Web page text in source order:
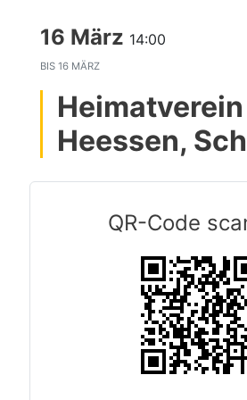
16 März 14:00
BIS 16 MÄRZ
Heimatverein
Heessen,
QR-Code